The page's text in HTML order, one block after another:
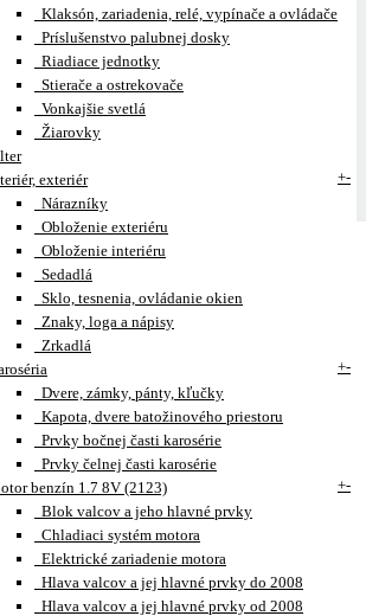
Klaksón, zariadenia, relé, vypínače a ovládače
Príslušenstvo palubnej dosky
Riadiace jednotky
Stierače a ostrekovače
Vonkajšie svetlá
Žiarovky
exteriér
+-
Nárazníky
Obloženie exteriéru
Obloženie interiéru
Sedadlá
Sklo, tesnenia, ovládanie okien
Znaky, loga a nápisy
Zrkadlá
+-
Dvere, zámky, pánty, kľučky
Kapota, dvere batožinového priestoru
Prvky bočnej časti karosérie
Prvky čelnej časti karosérie
benzín 1.7 8V (2123)
+-
Blok valcov a jeho hlavné prvky
Chladiaci systém motora
Elektrické zariadenie motora
Hlava valcov a jej hlavné prvky do 2008
Hlava valcov a jej hlavné prvky od 2008